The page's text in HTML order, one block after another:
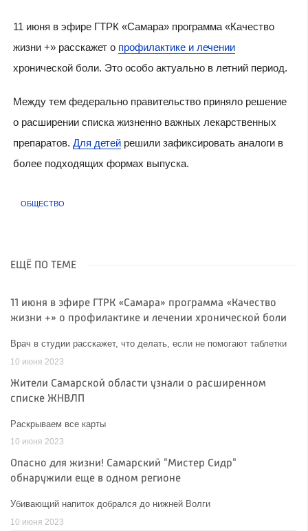
11 июня в эфире ГТРК «Самара» программа «Качество
жизни +» расскажет о профилактике и лечении
хронической боли. Это особо актуально в летний период.
Между тем федерально правительство приняло решение
о расширении списка жизненно важных лекарственных
препаратов. Для детейрешили зафиксировать аналоги в
более подходящих формах выпуска.
ОБЩЕСТВО
ЕЩЁ ПО ТЕМЕ
11 июня в эфире ГТРК «Самара» программа «Качество
жизни +» о профилактике и лечении хронической боли
Врач в студии расскажет, что делать, если не помогают таблетки
10 июня 2023
Жители Самарской области узнали о расширенном
списке ЖНВЛП
Раскрываем все карты
10 июня 2023
Опасно для жизни! Самарский "Мистер Сидр"
обнаружили еще в одном регионе
Убивающий напиток добрался до нижней Волги
10 июня 2023